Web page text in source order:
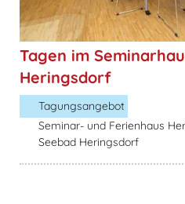
Tagen im
Heringsdorf
Tagungsangebot
Seminar- und Ferienhaus
Seebad Heringsdorf